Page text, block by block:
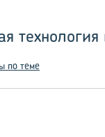
по теме